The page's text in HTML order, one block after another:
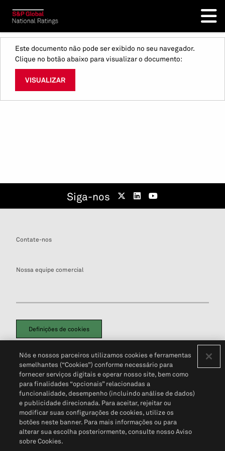
Este documento não pode ser exibido no seu navegador.
Clique no botão abaixo para visualizar o documento:
VISUALIZAR
Siga-nos
Contate-nos
Nossa equipe comercial
Definições de cookies
Política de PrivacidadePortal de privacidade do cliente (em inglês)
Não Venda Minhas Informações Pessoais© 2026 S&P Global
Nós e nossos parceiros utilizamos cookies e ferramentas
semelhantes (“Cookies”) conforme necessário para
fornecer serviços digitais e operar nosso site, bem como
para finalidades “opcionais” relacionadas a
funcionalidade, desempenho (incluindo análise de dados)
e publicidade direcionada. Para aceitar, rejeitar ou
modificar suas configurações de cookies, utilize os
botões neste banner. Para mais informações ou para
alterar sua escolha posteriormente, consulte nosso Aviso
sobre Cookies.